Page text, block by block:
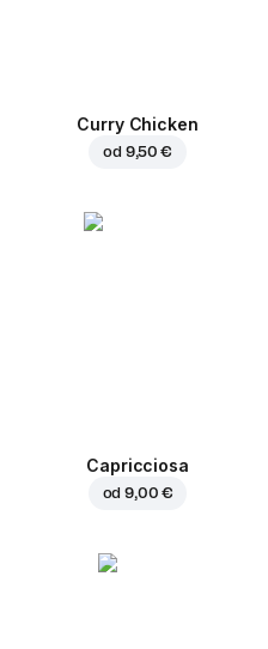
Curry Chicken
od 9,50 €
Capricciosa
od9,00 €